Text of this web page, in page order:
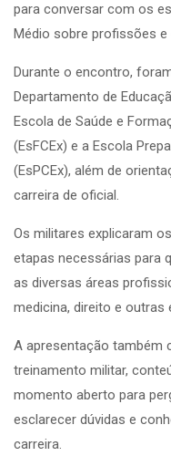
para conversar com os
Médio sobre profissões e
Durante o encontro,
Departamento de
Escola de Saúde e
(EsFCEx) e a Escola
(EsPCEx), além de
carreira de oficial.
Os militares explicaram
etapas necessárias para
as diversas áreas
medicina, direito e outras
A apresentação também
treinamento militar,
momento aberto para
esclarecer dúvidas e
carreira.